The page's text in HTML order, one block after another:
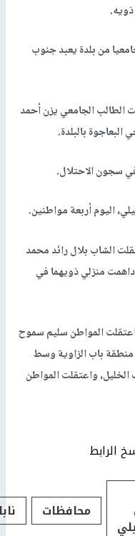
من بلدة يعبد جنوب
الطالب الجامعي يزن أحمد
بالبلدة.
سجون الاحتلال.
اليوم أربعة مواطنين.
الشاب بلال رائد محمد
داهمت منزلي ذويهما في
اعتقلت المواطن سليم سموح
منطقة باب الزاوية وسط
واعتقلت المواطن
الرابط
محافظات